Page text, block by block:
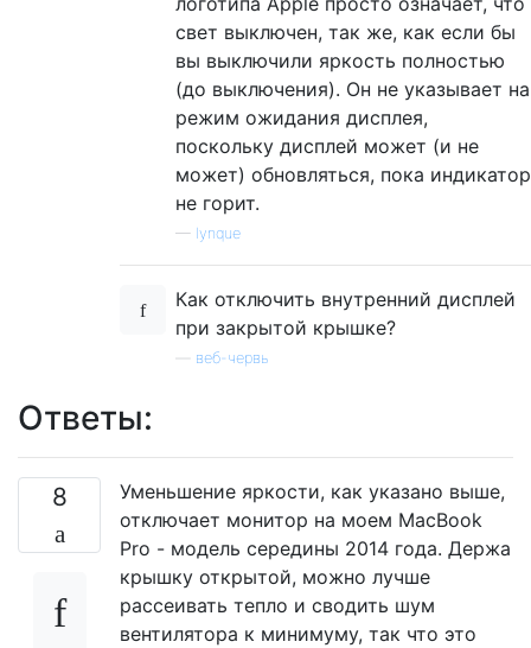
свет выключен, так же, как если бы
вы выключили яркость полностью
(до выключения). Он не указывает на
режим ожидания дисплея,
поскольку дисплей может (и не
может) обновляться, пока индикатор
не горит.
— Iynque
Как отключить внутренний дисплей
при закрытой крышке?
веб-червь
Ответы:
8
Уменьшение яркости, как указано выше,
отключает монитор на моем MacBook
Pro - модель середины 2014 года. Держа
крышку открытой, можно лучше
рассеивать тепло и сводить шум
вентилятора к минимуму, так что это